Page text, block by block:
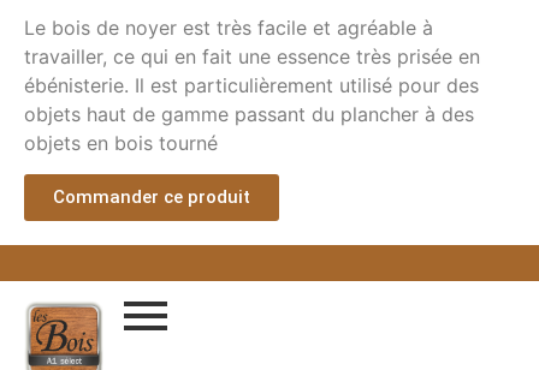
Le bois de noyer est très facile et agréable à
travailler, ce qui en fait une essence très prisée en
ébénisterie. Il est particulièrement utilisé pour des
objets haut de gamme passant du plancher à des
objets en bois tourné
Commander ce produit